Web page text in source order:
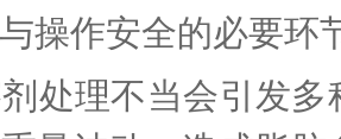
操作安全的必要环
处理不当会引发